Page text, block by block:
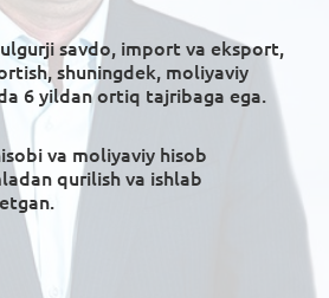
savdo, import va eksport,
shuningdek, moliyaviy
6 yildan ortiq tajribaga ega.
va moliyaviy hisob
qurilish va ishlab